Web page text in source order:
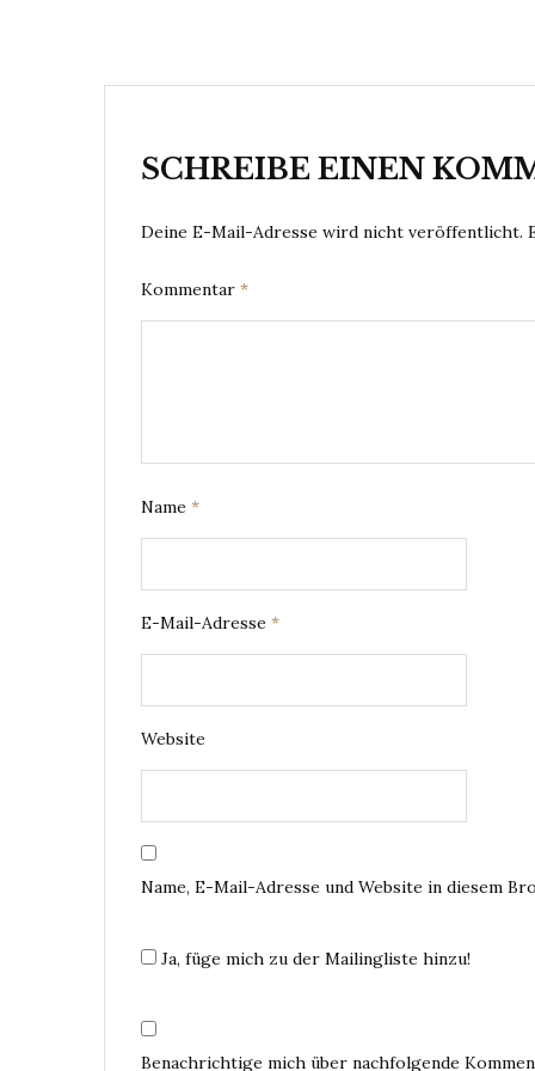
SCHREIBE EINEN
Deine E-Mail-Adresse wird nicht veröffentlicht.
Kommentar *
Name *
E-Mail-Adresse *
Website
Name, E-Mail-Adresse und Website in diesem
Ja, füge mich zu der Mailingliste hinzu!
Benachrichtige mich über nachfolgende